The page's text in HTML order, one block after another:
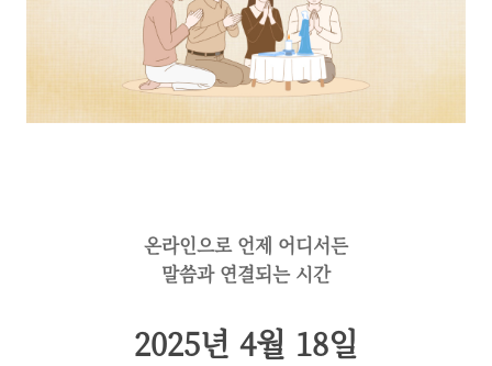
온라인으로 언제 어디서든
말씀과 연결되는 시간
2025년 4월 18일